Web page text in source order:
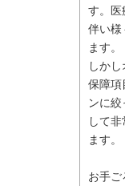
す。医
伴い様
ます。
しか
保障項
ンに
して
ます。
お手ご